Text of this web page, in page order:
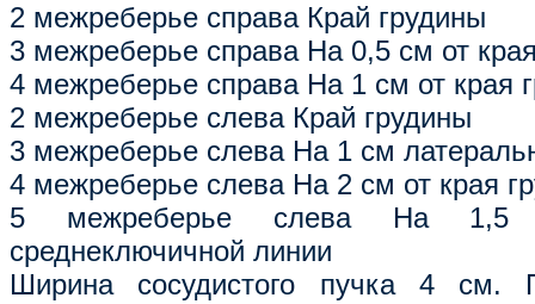
2 межреберье справа Край грудины
3 межреберье справа На 0,5 см от
4 межреберье справа На 1 см от края
2 межреберье слева Край грудины
3 межреберье слева На 1 см
4 межреберье слева На 2 см от края
5 межреберье слева На 1,5
среднеключичной линии
Ширина сосудистого пучка 4 см.